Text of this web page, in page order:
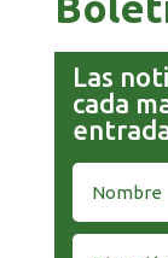
Las
cada